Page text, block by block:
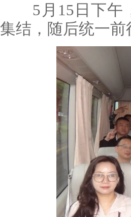
5月15日下午，
集结，随后统一